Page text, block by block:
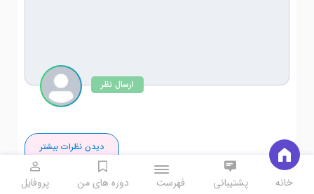
خانه پشتیبانی فهرست
Open
Menu
دوره های من پروفایل
ارسال نظر
دیدن نظرات بیشتر
تعداد کل نظرات:
نفر